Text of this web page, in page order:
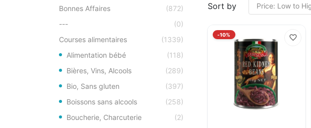
Bonnes Affaires
(872)
---
(0)
Courses alimentaires
(1339)
Alimentation bébé
(118)
Bières, Vins, Alcools
(289)
Bio, Sans gluten
(397)
Boissons sans alcools
(258)
Boucherie, Charcuterie
(2)
Sort by
-10%